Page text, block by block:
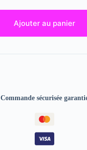
Ajouter au panier
Commande sécurisée